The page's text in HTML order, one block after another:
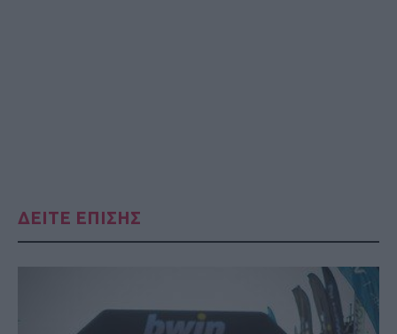
ΔΕΙΤΕ ΕΠΙΣΗΣ